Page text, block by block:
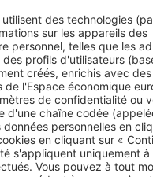
opter ?
dépendra du style de
votre budget (le PVC
votre capacité
de conférer un
isolant. Leur point